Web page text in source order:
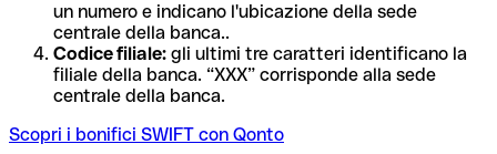
un numero e indicano l'ubicazione della sede
centrale della banca..
Codice filiale: gli ultimi tre caratteri identificano la
filiale della banca. “XXX” corrisponde alla sede
centrale della banca.
Scopri i bonifici SWIFT con Qonto